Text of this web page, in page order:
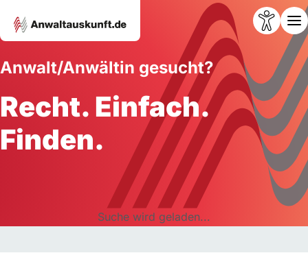
Anwalt/Anwältin gesucht?
Recht. Einfach.
Finden.
Suche wird geladen...